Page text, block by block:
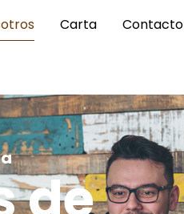
Carta Contacto
de